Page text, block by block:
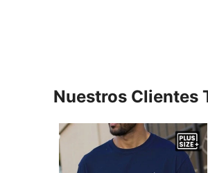
Nuestros Clientes